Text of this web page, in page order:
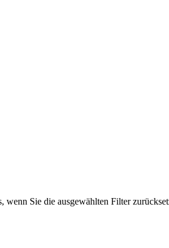
Sie die ausgewählten Filter